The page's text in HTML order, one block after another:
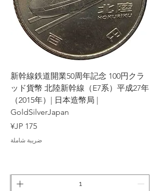
新幹線鉄道開業50周年記念 100円クラ
ッド貨幣 北陸新幹線（E7系）平成27年
（2015年）| 日本造幣局 |
GoldSilverJapan
السعر
ضريبة شاملة